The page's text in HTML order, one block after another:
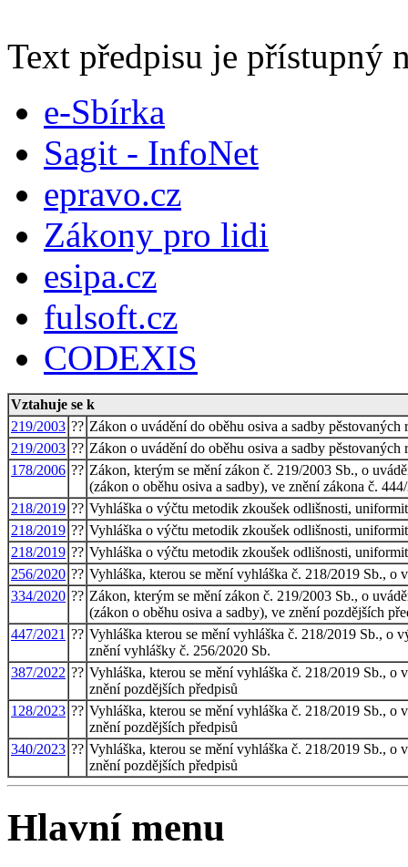
Text předpisu je přístupný
e-Sbírka
Sagit - InfoNet
epravo.cz
Zákony pro lidi
esipa.cz
fulsoft.cz
CODEXIS
Vztahuje se k
219/2003 ?? Zákon o uvádění do oběhu osiva a sadby
219/2003 ?? Zákon o uvádění do oběhu osiva a sadby
178/2006 ?? Zákon, kterým se mění zákon č. 219/2003 Sb., o
(zákon o oběhu osiva a sadby), ve znění zákona č.
218/2019 ?? Vyhláška o výčtu metodik zkoušek odlišnosti,
218/2019 ?? Vyhláška o výčtu metodik zkoušek odlišnosti,
218/2019 ?? Vyhláška o výčtu metodik zkoušek odlišnosti,
256/2020 ?? Vyhláška, kterou se mění vyhláška č. 218/2019 Sb.,
334/2020 ?? Zákon, kterým se mění zákon č. 219/2003 Sb., o
(zákon o oběhu osiva a sadby), ve znění pozdějších
447/2021 ?? Vyhláška kterou se mění vyhláška č. 218/2019 Sb., o
znění vyhlášky č. 256/2020 Sb.
387/2022 ?? Vyhláška, kterou se mění vyhláška č. 218/2019 Sb.,
znění pozdějších předpisů
128/2023 ?? Vyhláška, kterou se mění vyhláška č. 218/2019 Sb.,
znění pozdějších předpisů
340/2023 ?? Vyhláška, kterou se mění vyhláška č. 218/2019 Sb.,
znění pozdějších předpisů
Hlavní menu